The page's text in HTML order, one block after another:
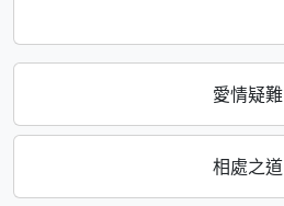
愛情疑難
相處之道